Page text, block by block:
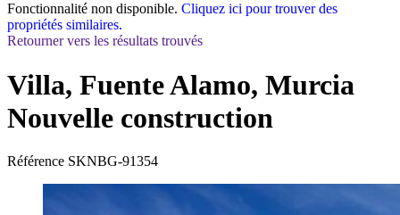
Fonctionnalité non disponible. Cliquez ici pour trouver des
propriétés similaires.
Retourner vers les résultats trouvés
Villa, Fuente Alamo, Murcia
Nouvelle construction
Référence SKNBG-91354